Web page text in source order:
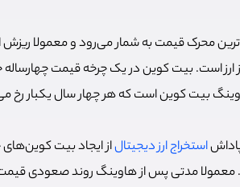
محرک قیمت به شمار می‌رود و معمولا
رمز ارز است. بیت کوین در یک چرخه قیمت
بیت کوین است که هر چهار سال یکبار رخ
استخراج ارز دیجیتالاز ایجاد بیت
مدتی پس از هاوینگ روند صعودی